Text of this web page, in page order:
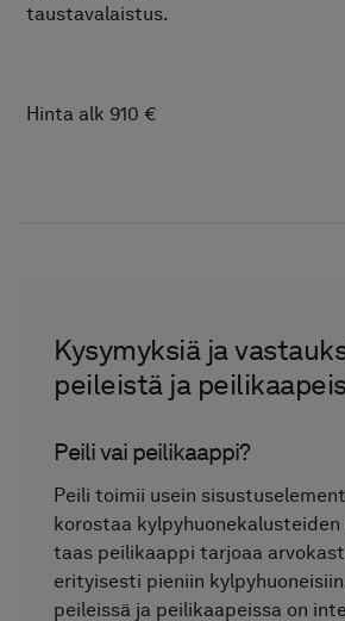
taustavalaistus.
Hinta alk 910 €
Kysymyksiä ja
peileistä ja
Peili vai peilikaappi?
Peili toimii usein
korostaa
taas peilikaappi tarjoaa
erityisesti pieniin
peileissä ja peilikaapeissa on